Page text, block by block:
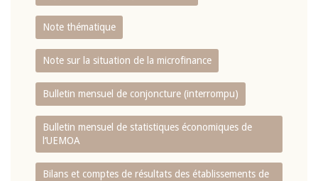
Note thématique
Note sur la situation de la microfinance
Bulletin mensuel de conjoncture (interrompu)
Bulletin mensuel de statistiques économiques de
l‘UEMOA
Bilans et comptes de résultats des établissements de